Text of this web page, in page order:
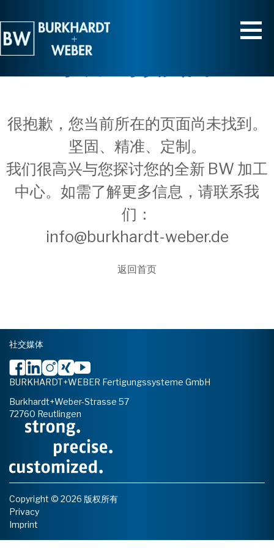
找不到该页面
很抱歉，您当前所在的页面尚未找到。
坚固、精准、定制。
我们很高兴与您探讨您的全新 BW 加工
中心。如需了解更多信息，请联系我
们：
info@burkhardt-weber.de
返回首页
社交媒体
BURKHARDT+WEBER Fertigungssysteme GmbH
Burkhardt+Weber-Strasse 57
72760 Reutlingen
Copyright © 2026 版权所有
Privacy
Imprint